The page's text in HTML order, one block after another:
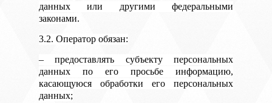
данных или другими федеральными
законами.
3.2. Оператор обязан:
– предоставлять субъекту персональных
данных по его просьбе информацию,
касающуюся обработки его персональных
данных;